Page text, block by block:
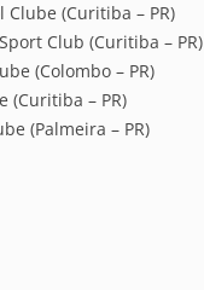
(Curitiba – PR)
Club (Curitiba – PR)
(Colombo – PR)
(Curitiba – PR)
(Palmeira – PR)